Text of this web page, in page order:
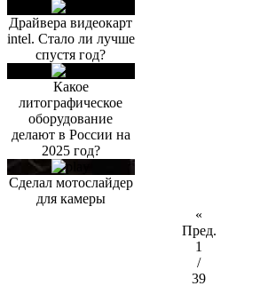
Драйвера видеокарт
intel. Стало ли лучше
спустя год?
Какое
литографическое
оборудование
делают в России на
2025 год?
Сделал мотослайдер
для камеры
«
Пред.
1
/
39